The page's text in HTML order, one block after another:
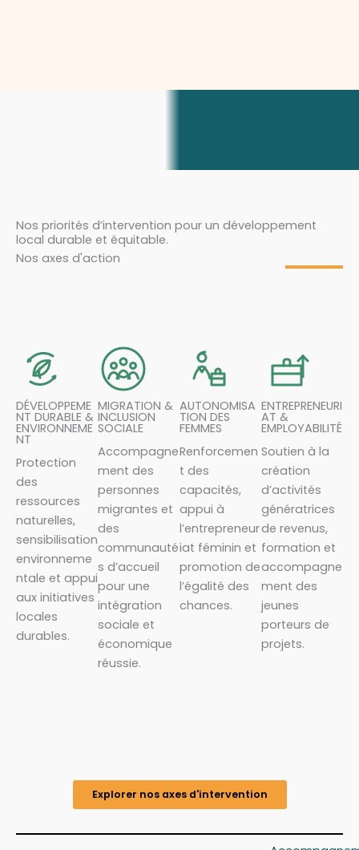
Nos priorités d’intervention pour un développement
local durable et équitable.
Nos axes d'action
DÉVELOPPEME
NT DURABLE &
ENVIRONNEME
NT
Protection
des
ressources
naturelles,
sensibilisation
environneme
ntale et appui
aux initiatives
locales
durables.
MIGRATION &
INCLUSION
SOCIALE
Accompagne
ment des
personnes
migrantes et
des
communauté
s d’accueil
pour une
intégration
sociale et
économique
réussie.
AUTONOMISA
TION DES
FEMMES
Renforcemen
t des
capacités,
appui à
l’entrepreneur
iat féminin et
promotion de
l’égalité des
chances.
ENTREPRENEURI
AT &
EMPLOYABILITÉ
Soutien à la
création
d’activités
génératrices
de revenus,
formation et
accompagne
ment des
jeunes
porteurs de
projets.
Explorer nos axes d'intervention